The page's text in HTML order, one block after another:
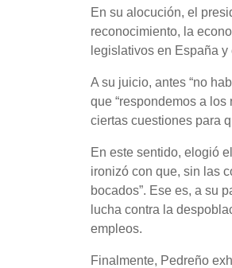
En su alocución, el
reconocimiento, la
legislativos en España
A su juicio, antes “no
que “respondemos a
ciertas cuestiones para
En este sentido, elogió
ironizó con que, sin las
bocados”. Ese es, a su
lucha contra la
empleos.
Finalmente, Pedreño